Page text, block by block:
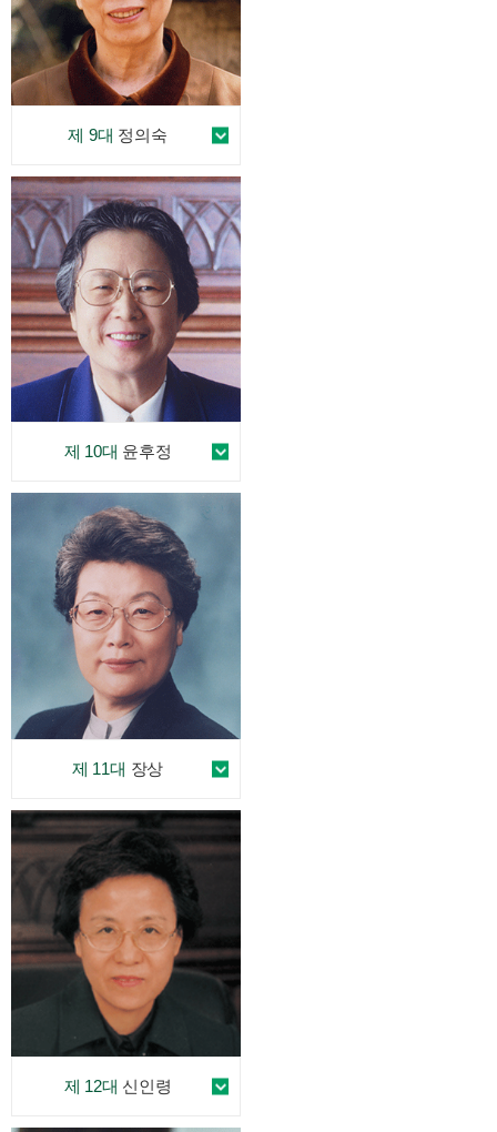
제 9대 정의숙
제 10대 윤후정
제 11대 장상
제 12대 신인령